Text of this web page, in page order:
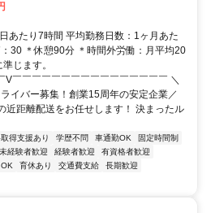
あたり7時間 平均勤務日数：1ヶ月あた
30 ＊休憩90分 ＊時間外労働：月平均20
じます。
V￣￣￣￣￣￣￣￣￣￣￣￣￣￣￣￣ ＼
イバー募集！創業15周年の安定企業／
近距離配送をお任せします！ 決まったル
得支援あり 学歴不問 車通勤OK
固定時間制
未経験者歓迎 経験者歓迎
有資格者歓迎
OK 育休あり 交通費支給
長期歓迎